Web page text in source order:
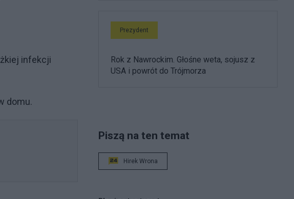
infekcji
domu.
Prezydent
Rok z Nawrockim. Głośne weta, sojusz z
USA i powrót do Trójmorza
Piszą na ten temat
Hirek Wrona